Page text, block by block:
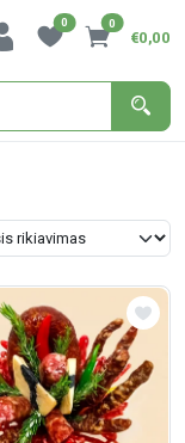
0 0
€0,00